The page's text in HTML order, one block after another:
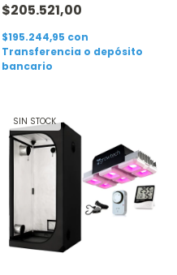
$205.521,00
$195.244,95 con
Transferencia o depósito
bancario
SIN STOCK